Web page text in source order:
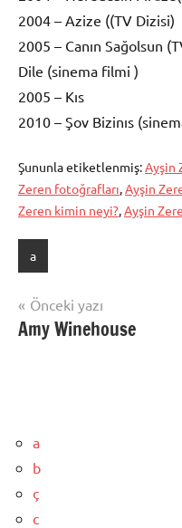
2004 – Azize ((TV Dizisi)
2005 – Canın Sağolsun
Dile (sinema filmi )
2005 – Kıs
2010 – Şov Bizinıs
Şununla etiketlenmiş:Ayşin
Zeren fotoğrafları,Ayşin
Zeren kimin neyi?,Ayşin
a
Yazı
gezinmesi
Önceki yazı
Amy Winehouse
a
b
ç
c